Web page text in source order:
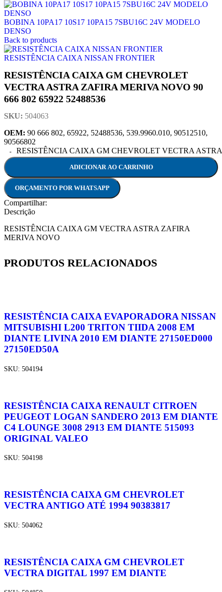
BOBINA 10PA17 10S17 10PA15 7SBU16C 24V MODELO
DENSO
Back to products
RESISTÊNCIA CAIXA NISSAN FRONTIER
RESISTÊNCIA CAIXA GM CHEVROLET
VECTRA ASTRA ZAFIRA MERIVA NOVO 90
666 802 65922 52488536
SKU: 504063
OEM: 90 666 802, 65922, 52488536, 539.9960.010, 90512510,
90566802
RESISTÊNCIA CAIXA GM CHEVROLET VECTRA ASTRA
ADICIONAR AO CARRINHO
ORÇAMENTO POR WHATSAPP
Compartilhar:
Descrição
RESISTÊNCIA CAIXA GM VECTRA ASTRA ZAFIRA
MERIVA NOVO
PRODUTOS RELACIONADOS
RESISTÊNCIA CAIXA EVAPORADORA NISSAN
MITSUBISHI L200 TRITON TIIDA 2008 EM
DIANTE LIVINA 2010 EM DIANTE 27150ED000
27150ED50A
SKU: 504194
RESISTÊNCIA CAIXA RENAULT CITROEN
PEUGEOT LOGAN SANDERO 2013 EM DIANTE
C4 LOUNGE 3008 2913 EM DIANTE 515093
ORIGINAL VALEO
SKU: 504198
RESISTÊNCIA CAIXA GM CHEVROLET
VECTRA ANTIGO ATÉ 1994 90383817
SKU: 504062
RESISTÊNCIA CAIXA GM CHEVROLET
VECTRA DIGITAL 1997 EM DIANTE